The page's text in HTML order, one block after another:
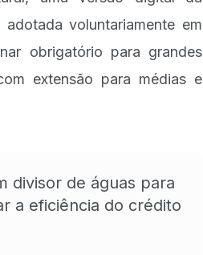
voluntariamente em
obrigatório para grandes
extensão para médias e
divisor de águas para
a eficiência do crédito